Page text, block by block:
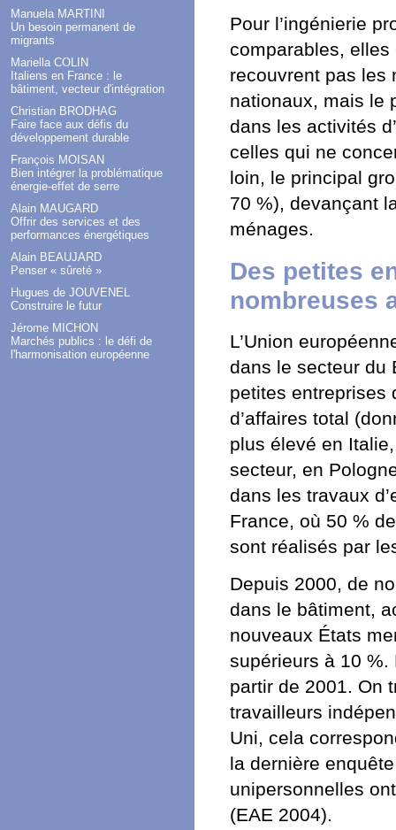
Manuela MARTINI
Un besoin permanent de
migrants
Mariella COLIN
Italiens en France : le
bâtiment, vecteur d'intégration
Christian BRODHAG
Faire face aux défis du
développement durable
François MOISAN
Bien intégrer la problématique
énergie-effet de serre
Alain MAUGARD
Offrir des services et des
performances énergétiques
Alain BEAUJARD
Penser « sûreté »
Hugues de JOUVENEL
Construire le futur
Jérome MICHON
Marchés publics : le défi de
l'harmonisation européenne
Pour l’ingénierie
comparables, elles
recouvrent pas les
nationaux, mais le
dans les activités
celles qui ne
loin, le principal
70 %), devançant
ménages.
Des petites
nombreuses
L’Union
dans le secteur du
petites entreprises
d’affaires total
plus élevé en
secteur, en
dans les travaux
France, où 50 %
sont réalisés par
Depuis 2000, de
dans le bâtiment,
nouveaux États
supérieurs à 10
partir de 2001. On
travailleurs
Uni, cela
la dernière
unipersonnelles
(EAE 2004).